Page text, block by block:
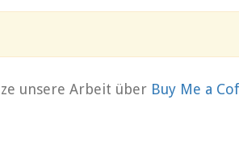
unsere Arbeit über Buy Me a